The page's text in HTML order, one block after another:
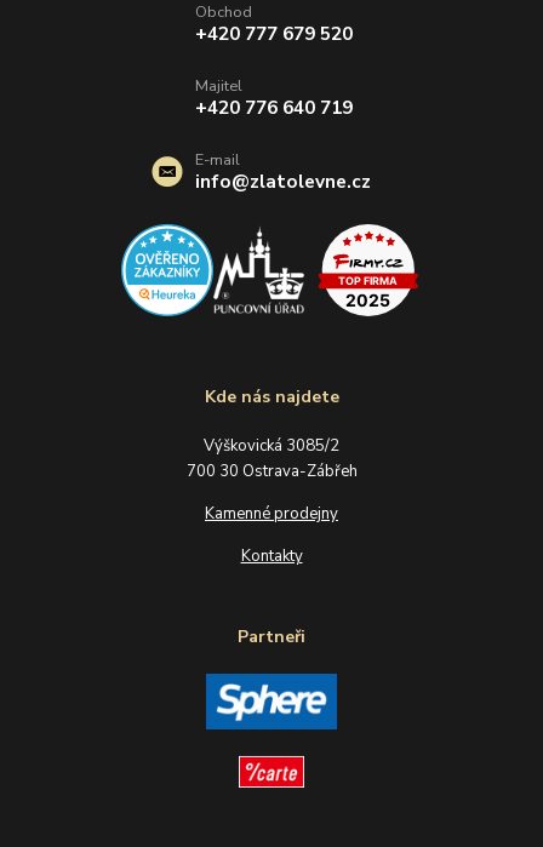
Kde nás najdete
Výškovická 3085/2
700 30 Ostrava-Zábřeh
Kamenné prodejny
Kontakty
Partneři
Obchod
+420 777 679 520
Majitel
+420 776 640 719
E-mail
info@zlatolevne.cz